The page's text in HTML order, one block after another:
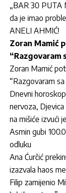
„BAR 30 PUTA
da je imao
ANELI AHMIĆ!
Zoran Mamić
“Razgovaram
Zoran Mamić
“Razgovaram
Dnevni
nervoza,
na mišiće izvući
Asmin gubi
odluku
Ana Ćurčić
izazvala haos
Filip zamijenio